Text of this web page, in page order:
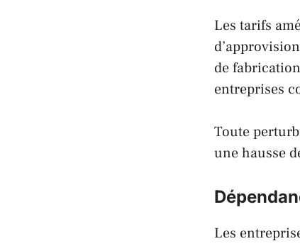
Les tarifs
de
entreprises
Toute
une hausse
Les